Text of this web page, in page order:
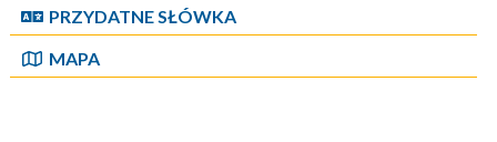
PRZYDATNE SŁÓWKA
MAPA